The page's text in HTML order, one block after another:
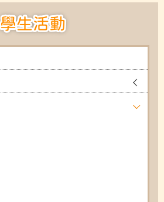
學生活動